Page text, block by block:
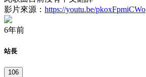
影片來源： https://youtu.be/pkoxFpmiCWo
6年前
站長
106